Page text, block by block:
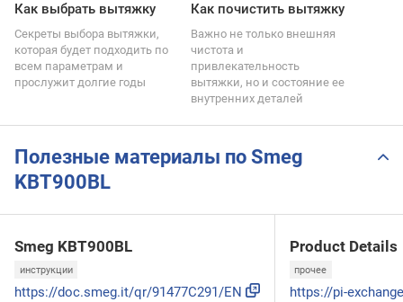
Как выбрать вытяжку
Секреты выбора вытяжки,
которая будет подходить по
всем параметрам и
прослужит долгие годы
Как почистить вытяжку
Важно не только внешняя
чистота и
привлекательность
вытяжки, но и состояние ее
внутренних деталей
Полезные материалы по Smeg
KBT900BL
Smeg KBT900BL
инструкции
https://doc.smeg.it/qr/91477C291/EN
Product Details
прочее